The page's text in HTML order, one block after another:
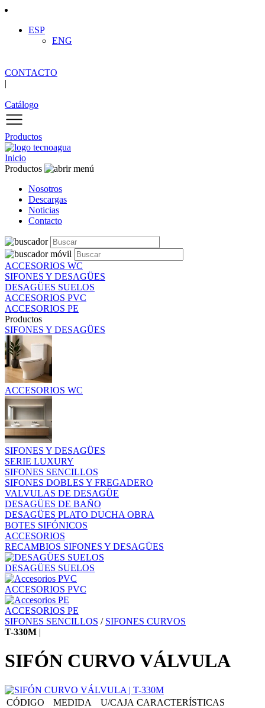
ESP
ENG
CONTACTO
|
Catálogo
Productos
Inicio
Productos
Nosotros
Descargas
Noticias
Contacto
ACCESORIOS WC
SIFONES Y DESAGÜES
DESAGÜES SUELOS
ACCESORIOS PVC
ACCESORIOS PE
Productos
SIFONES Y DESAGÜES
ACCESORIOS WC
SIFONES Y DESAGÜES
SERIE LUXURY
SIFONES SENCILLOS
SIFONES DOBLES Y FREGADERO
VALVULAS DE DESAGÜE
DESAGÜES DE BAÑO
DESAGÜES PLATO DUCHA OBRA
BOTES SIFÓNICOS
ACCESORIOS
RECAMBIOS SIFONES Y DESAGÜES
DESAGÜES SUELOS
ACCESORIOS PVC
ACCESORIOS PE
SIFONES SENCILLOS / SIFONES CURVOS
T-330M |
SIFÓN CURVO VÁLVULA
CÓDIGO MEDIDA U/CAJA CARACTERÍSTICAS